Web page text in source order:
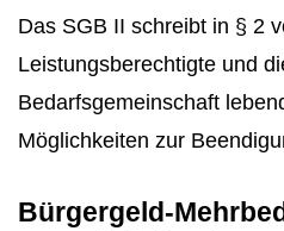
Das SGB II schreibt in § 2
Leistungsberechtigte und
Bedarfsgemeinschaft
Möglichkeiten zur
Bürgergeld-